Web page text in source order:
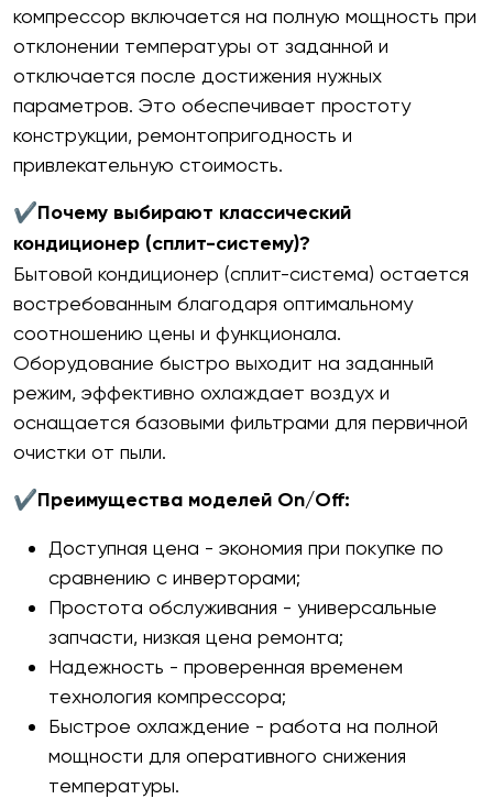
компрессор включается на полную мощность при
отклонении температуры от заданной и
отключается после достижения нужных
параметров. Это обеспечивает простоту
конструкции, ремонтопригодность и
привлекательную стоимость.
✔Почему выбирают классический
кондиционер (сплит-систему)?
Бытовой кондиционер (сплит-система) остается
востребованным благодаря оптимальному
соотношению цены и функционала.
Оборудование быстро выходит на заданный
режим, эффективно охлаждает воздух и
оснащается базовыми фильтрами для первичной
очистки от пыли.
✔Преимущества моделей On/Off:
Доступная цена - экономия при покупке по
сравнению с инверторами;
Простота обслуживания - универсальные
запчасти, низкая цена ремонта;
Надежность - проверенная временем
технология компрессора;
Быстрое охлаждение - работа на полной
мощности для оперативного снижения
температуры.